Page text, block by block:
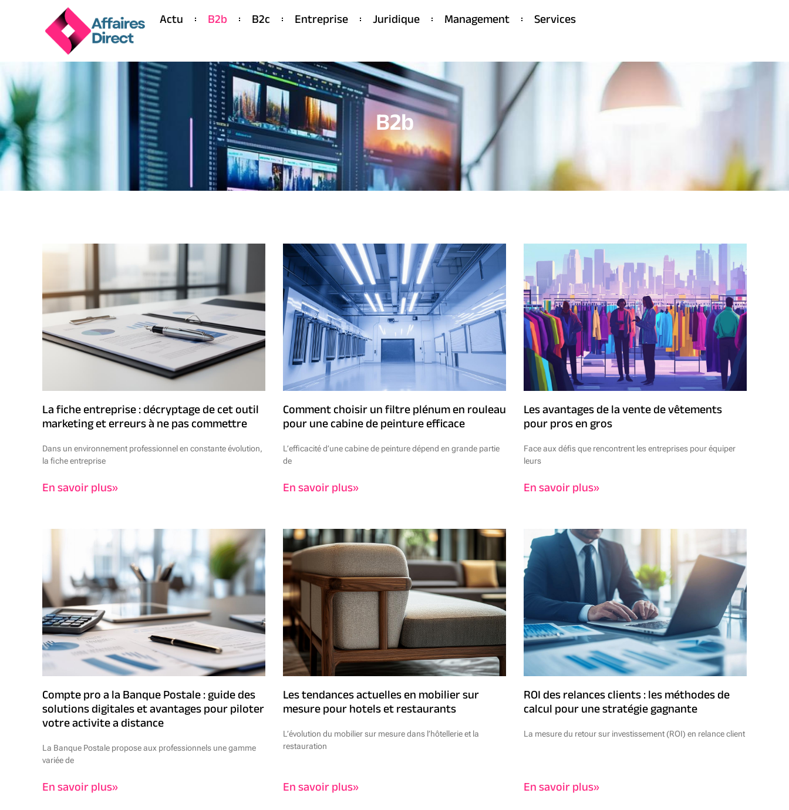
Actu B2b B2c Entreprise Juridique Management Services
B2b
La fiche entreprise : décryptage de cet outil
marketing et erreurs à ne pas commettre
Dans un environnement professionnel en constante évolution,
la fiche entreprise
En savoir plus»
Comment choisir un filtre plénum en rouleau
pour une cabine de peinture efficace
L’efficacité d’une cabine de peinture dépend en grande partie
de
En savoir plus»
Les avantages de la vente de vêtements
pour pros en gros
Face aux défis que rencontrent les entreprises pour équiper
leurs
En savoir plus»
Compte pro a la Banque Postale : guide des
solutions digitales et avantages pour piloter
votre activite a distance
La Banque Postale propose aux professionnels une gamme
variée de
En savoir plus»
Les tendances actuelles en mobilier sur
mesure pour hotels et restaurants
L’évolution du mobilier sur mesure dans l’hôtellerie et la
restauration
En savoir plus»
ROI des relances clients : les méthodes de
calcul pour une stratégie gagnante
La mesure du retour sur investissement (ROI) en relance client
En savoir plus»